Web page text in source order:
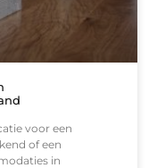
voor een
of een
in